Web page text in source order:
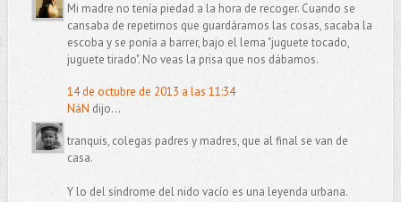
Mi madre no tenía piedad a la hora de recoger. Cuando se
cansaba de repetirnos que guardáramos las cosas, sacaba la
escoba y se ponía a barrer, bajo el lema "juguete tocado,
juguete tirado". No veas la prisa que nos dábamos.
14 de octubre de 2013 a las 11:34
NáN dijo...
tranquis, colegas padres y madres, que al final se van de
casa.
Y lo del síndrome del nido vacío es una leyenda urbana.